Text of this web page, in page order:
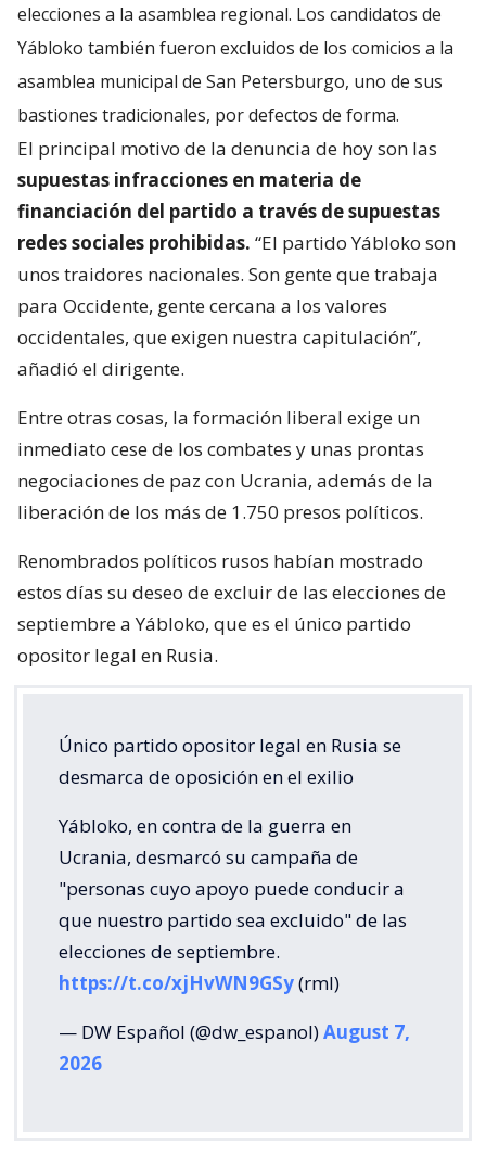
elecciones a la asamblea regional. Los candidatos de
Yábloko también fueron excluidos de los comicios a la
asamblea municipal de San Petersburgo, uno de sus
bastiones tradicionales, por defectos de forma.
El principal motivo de la denuncia de hoy son las
supuestas infracciones en materia de
financiación del partido a través de supuestas
redes sociales prohibidas. “El partido Yábloko son
unos traidores nacionales. Son gente que trabaja
para Occidente, gente cercana a los valores
occidentales, que exigen nuestra capitulación”,
añadió el dirigente.
Entre otras cosas, la formación liberal exige un
inmediato cese de los combates y unas prontas
negociaciones de paz con Ucrania, además de la
liberación de los más de 1.750 presos políticos.
Renombrados políticos rusos habían mostrado
estos días su deseo de excluir de las elecciones de
septiembre a Yábloko, que es el único partido
opositor legal en Rusia.
Único partido opositor legal en Rusia se
desmarca de oposición en el exilio
Yábloko, en contra de la guerra en
Ucrania, desmarcó su campaña de
"personas cuyo apoyo puede conducir a
que nuestro partido sea excluido" de las
elecciones de septiembre.
https://t.co/xjHvWN9GSy(rml)
— DW Español (@dw_espanol)August 7,
2026